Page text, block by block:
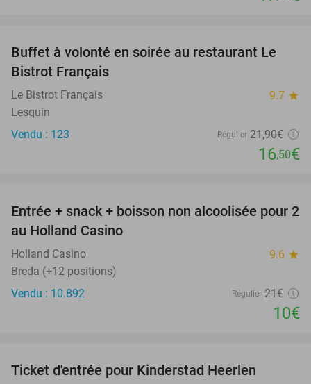
25%
Buffet à volonté en soirée au restaurant Le
Bistrot Français
Le Bistrot Français 9.7 star
Lesquin
Vendu : 123
Régulier 21,90€
16,50€
52%
Entrée + snack + boisson non alcoolisée pour 2
au Holland Casino
Holland Casino 9.6 star
Breda (+12 positions)
Vendu : 10.892
Régulier 21€
10€
Ticket d'entrée pour Kinderstad Heerlen